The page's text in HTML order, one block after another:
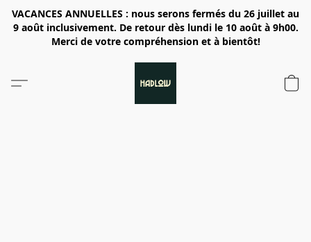
VACANCES ANNUELLES : nous serons fermés du 26 juillet au
9 août inclusivement. De retour dès lundi le 10 août à 9h00.
Merci de votre compréhension et à bientôt!